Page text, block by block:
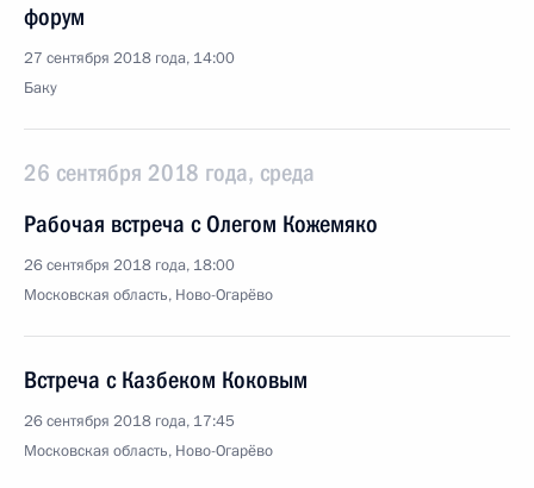
форум
27 сентября 2018 года, 14:00
Баку
26 сентября 2018 года, среда
Рабочая встреча с Олегом Кожемяко
26 сентября 2018 года, 18:00
Московская область, Ново-Огарёво
Встреча с Казбеком Коковым
26 сентября 2018 года, 17:45
Московская область, Ново-Огарёво